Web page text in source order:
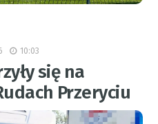
10:03
się na
Przeryciu